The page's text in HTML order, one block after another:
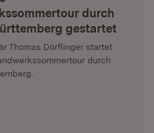
durch
gestartet
Thomas Dörflinger startet
durch